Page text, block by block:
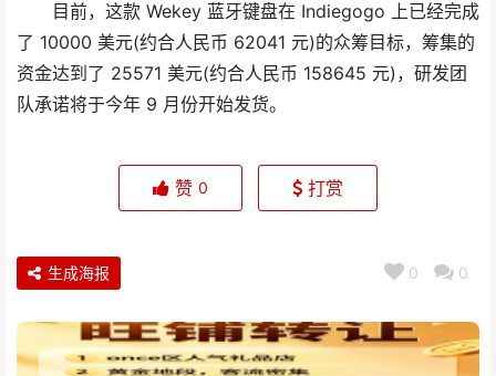
目前，这款 Wekey 蓝牙键盘在 Indiegogo 上已经完成
了 10000 美元(约合人民币 62041 元)的众筹目标，筹集的
资金达到了 25571 美元(约合人民币 158645 元)，研发团
队承诺将于今年 9 月份开始发货。
赞 0 打赏
0 0
生成海报